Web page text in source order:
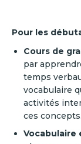
Pour les
Cours de
par
temps
vocabulaire
activités
ces concepts.
Vocabulaire